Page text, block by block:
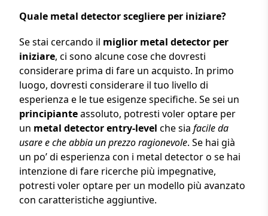
Quale metal detector scegliere per iniziare?
Se stai cercando il miglior metal detector per
iniziare, ci sono alcune cose che dovresti
considerare prima di fare un acquisto. In primo
luogo, dovresti considerare il tuo livello di
esperienza e le tue esigenze specifiche. Se sei un
principianteassoluto, potresti voler optare per
un metal detector entry-level che sia facile da
usare e che abbia un prezzo ragionevole. Se hai già
un po’ di esperienza con i metal detector o se hai
intenzione di fare ricerche più impegnative,
potresti voler optare per un modello più avanzato
con caratteristiche aggiuntive.